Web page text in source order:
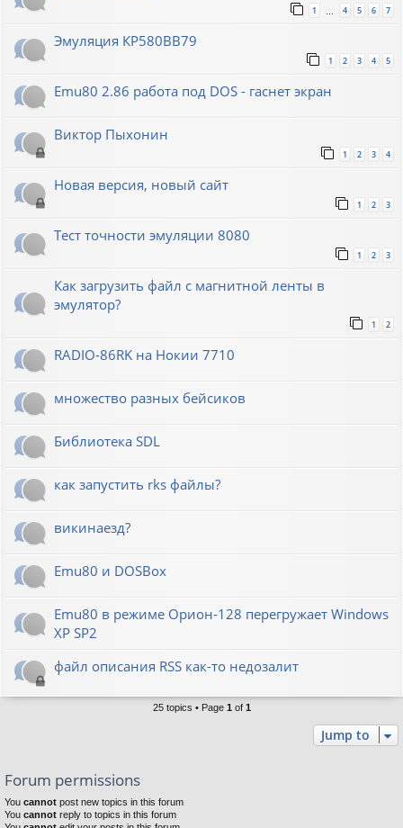
1 4 5 6 7
Эмуляция КР580ВВ79
1 2 3 4 5
Emu80 2.86 работа под DOS - гаснет экран
Виктор Пыхонин
1 2 3 4
Новая версия, новый сайт
1 2 3
Тест точности эмуляции 8080
1 2 3
Как загрузить файл с магнитной ленты в
эмулятор?
1 2
RADIO-86RK на Нокии 7710
множество разных бейсиков
Библиотека SDL
как запустить rks файлы?
викинаезд?
Emu80 и DOSBox
Emu80 в режиме Орион-128 перегружает Windows
XP SP2
файл описания RSS как-то недозалит
25 topics • Page 1 of 1
Jump to
Forum permissions
You cannot post new topics in this forum
You cannot reply to topics in this forum